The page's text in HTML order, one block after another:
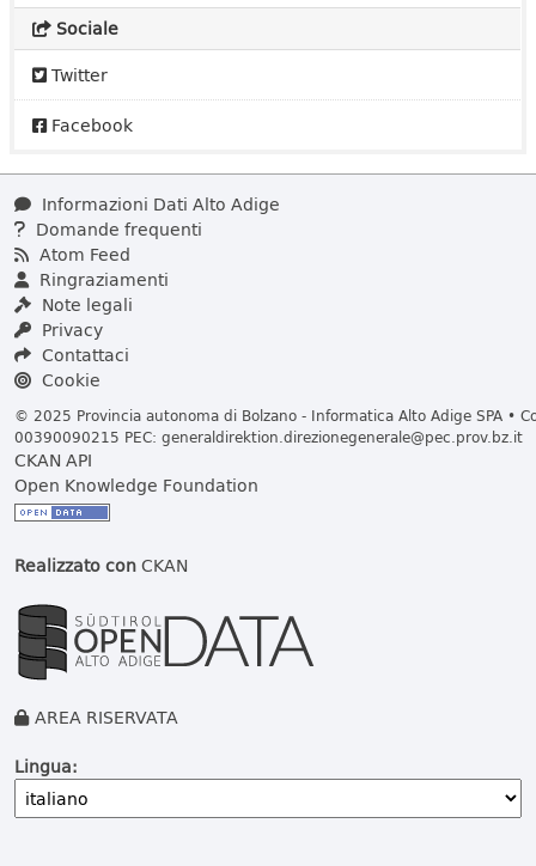
Sociale
Twitter
Facebook
Informazioni Dati Alto Adige
Domande frequenti
Atom Feed
Ringraziamenti
Note legali
Privacy
Contattaci
Cookie
© 2025 Provincia autonoma di Bolzano - Informatica Alto Adige SPA •
00390090215 PEC: generaldirektion.direzionegenerale@pec.prov.bz.it
CKAN API
Open Knowledge Foundation
Realizzato conCKAN
AREA RISERVATA
Lingua